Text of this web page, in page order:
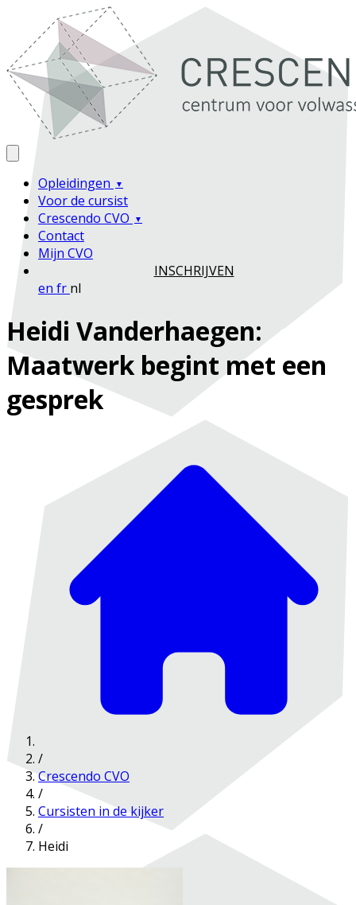
Opleidingen
Voor de cursist
Crescendo CVO
Contact
Mijn CVO
INSCHRIJVEN
en fr nl
Heidi Vanderhaegen:
Maatwerk begint met een
gesprek
/
Crescendo CVO
/
Cursisten in de kijker
/
Heidi